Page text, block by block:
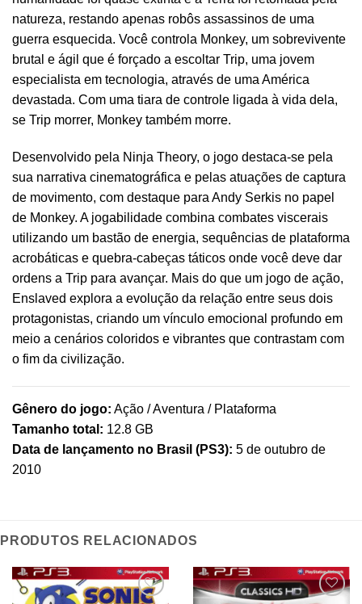
natureza, restando apenas robôs assassinos de uma
guerra esquecida. Você controla Monkey, um sobrevivente
brutal e ágil que é forçado a escoltar Trip, uma jovem
especialista em tecnologia, através de uma América
devastada. Com uma tiara de controle ligada à vida dela,
se Trip morrer, Monkey também morre.
Desenvolvido pela Ninja Theory, o jogo destaca-se pela
sua narrativa cinematográfica e pelas atuações de captura
de movimento, com destaque para Andy Serkis no papel
de Monkey. A jogabilidade combina combates viscerais
utilizando um bastão de energia, sequências de plataforma
acrobáticas e quebra-cabeças táticos onde você deve dar
ordens a Trip para avançar. Mais do que um jogo de ação,
Enslaved explora a evolução da relação entre seus dois
protagonistas, criando um vínculo emocional profundo em
meio a cenários coloridos e vibrantes que contrastam com
o fim da civilização.
Gênero do jogo: Ação / Aventura / Plataforma
Tamanho total: 12.8 GB
Data de lançamento no Brasil (PS3): 5 de outubro de
2010
PRODUTOS RELACIONADOS